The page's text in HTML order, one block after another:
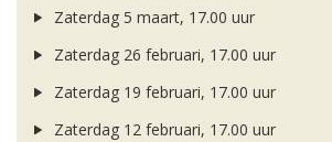
Zaterdag 5 maart, 17.00 uur
Zaterdag 26 februari, 17.00 uur
Zaterdag 19 februari, 17.00 uur
Zaterdag 12 februari, 17.00 uur